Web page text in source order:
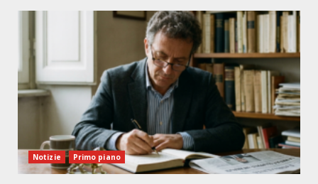
Notizie Primo piano